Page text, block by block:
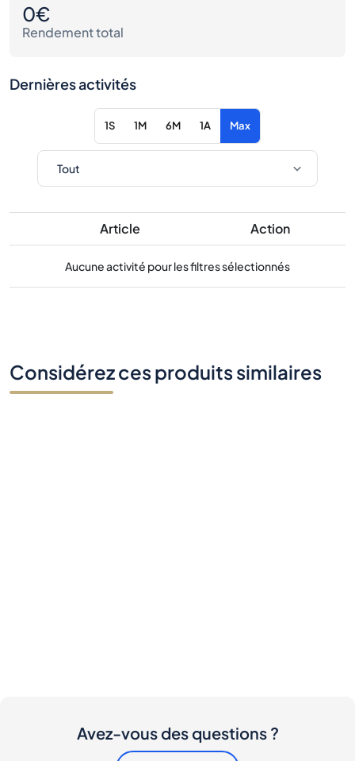
0€
Rendement total
Dernières activités
1S 1M 6M 1A Max
Article Action
Aucune activité pour les filtres sélectionnés
Considérez ces produits similaires
Avez-vous des questions ?